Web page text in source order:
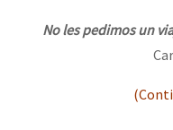
No les pedimos un